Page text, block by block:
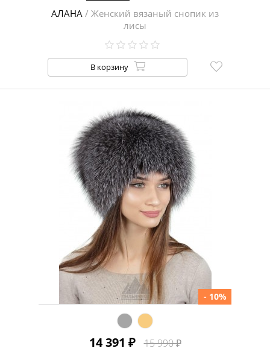
АЛАНА / Женский вязаный снопик из
лисы
В корзину
14 391 ₽ 15 990 ₽
- 10%